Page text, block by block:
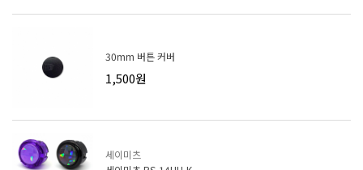
30mm 버튼 커버
1,500원
세이미츠